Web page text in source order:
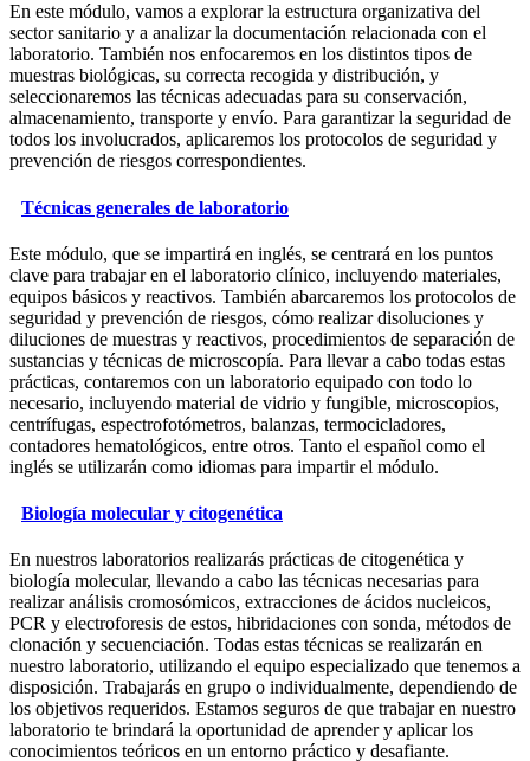
En este módulo, vamos a explorar la estructura organizativa del
sector sanitario y a analizar la documentación relacionada con el
laboratorio. También nos enfocaremos en los distintos tipos de
muestras biológicas, su correcta recogida y distribución, y
seleccionaremos las técnicas adecuadas para su conservación,
almacenamiento, transporte y envío. Para garantizar la seguridad de
todos los involucrados, aplicaremos los protocolos de seguridad y
prevención de riesgos correspondientes.
Técnicas generales de laboratorio
Este módulo, que se impartirá en inglés, se centrará en los puntos
clave para trabajar en el laboratorio clínico, incluyendo materiales,
equipos básicos y reactivos. También abarcaremos los protocolos de
seguridad y prevención de riesgos, cómo realizar disoluciones y
diluciones de muestras y reactivos, procedimientos de separación de
sustancias y técnicas de microscopía. Para llevar a cabo todas estas
prácticas, contaremos con un laboratorio equipado con todo lo
necesario, incluyendo material de vidrio y fungible, microscopios,
centrífugas, espectrofotómetros, balanzas, termocicladores,
contadores hematológicos, entre otros. Tanto el español como el
inglés se utilizarán como idiomas para impartir el módulo.
Biología molecular y citogenética
En nuestros laboratorios realizarás prácticas de citogenética y
biología molecular, llevando a cabo las técnicas necesarias para
realizar análisis cromosómicos, extracciones de ácidos nucleicos,
PCR y electroforesis de estos, hibridaciones con sonda, métodos de
clonación y secuenciación. Todas estas técnicas se realizarán en
nuestro laboratorio, utilizando el equipo especializado que tenemos a
disposición. Trabajarás en grupo o individualmente, dependiendo de
los objetivos requeridos. Estamos seguros de que trabajar en nuestro
laboratorio te brindará la oportunidad de aprender y aplicar los
conocimientos teóricos en un entorno práctico y desafiante.